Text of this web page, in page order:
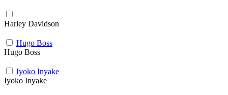
Harley Davidson
Hugo Boss
Hugo Boss
Iyoko Inyake
Iyoko Inyake